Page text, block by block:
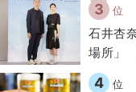
3 位
石井杏
場所」
4 位